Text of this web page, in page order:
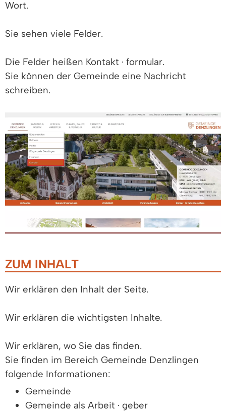
Wort.
Sie sehen viele Felder.
Die Felder heißen Kontakt · formular.
Sie können der Gemeinde eine Nachricht
schreiben.
ZUM INHALT
Wir erklären den Inhalt der Seite.
Wir erklären die wichtigsten Inhalte.
Wir erklären, wo Sie das finden.
Sie finden im Bereich Gemeinde Denzlingen
folgende Informationen:
Gemeinde
Gemeinde als Arbeit · geber